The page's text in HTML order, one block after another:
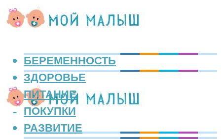
БЕРЕМЕННОСТЬ
ЗДОРОВЬЕ
ПИТАНИЕ
ПОКУПКИ
РАЗВИТИЕ